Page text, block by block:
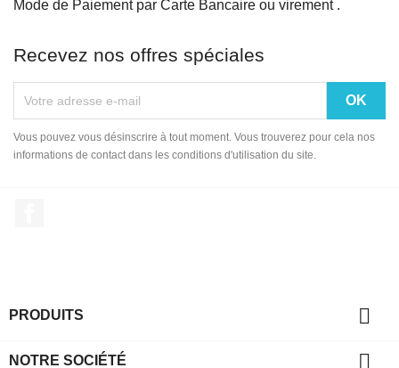
Mode de Paiement par Carte Bancaire ou virement .
Recevez nos offres spéciales
Vous pouvez vous désinscrire à tout moment. Vous trouverez pour cela nos
informations de contact dans les conditions d'utilisation du site.
PRODUITS 
NOTRE SOCIÉTÉ 